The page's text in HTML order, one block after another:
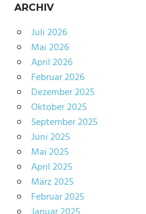
ARCHIV
Juli 2026
Mai 2026
April 2026
Februar 2026
Dezember 2025
Oktober 2025
September 2025
Juni 2025
Mai 2025
April 2025
März 2025
Februar 2025